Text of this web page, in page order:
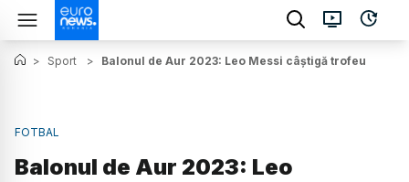
> Sport > Balonul de Aur 2023: Leo Messi câștigă trofeul
FOTBAL
Balonul de Aur 2023: Leo